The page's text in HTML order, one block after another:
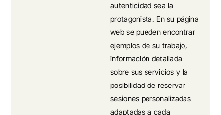
autenticidad sea la
protagonista. En su página
web se pueden encontrar
ejemplos de su trabajo,
información detallada
sobre sus servicios y la
posibilidad de reservar
sesiones personalizadas
adaptadas a cada